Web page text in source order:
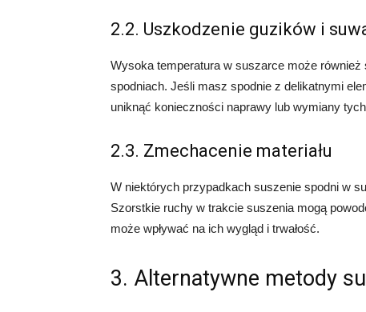
2.2. Uszkodzenie guzików i
Wysoka temperatura w suszarce może
spodniach. Jeśli masz spodnie z delikatnymi
uniknąć konieczności naprawy lub wymiany
2.3. Zmechacenie materiału
W niektórych przypadkach suszenie spodni w
Szorstkie ruchy w trakcie suszenia mogą
może wpływać na ich wygląd i trwałość.
3. Alternatywne metody